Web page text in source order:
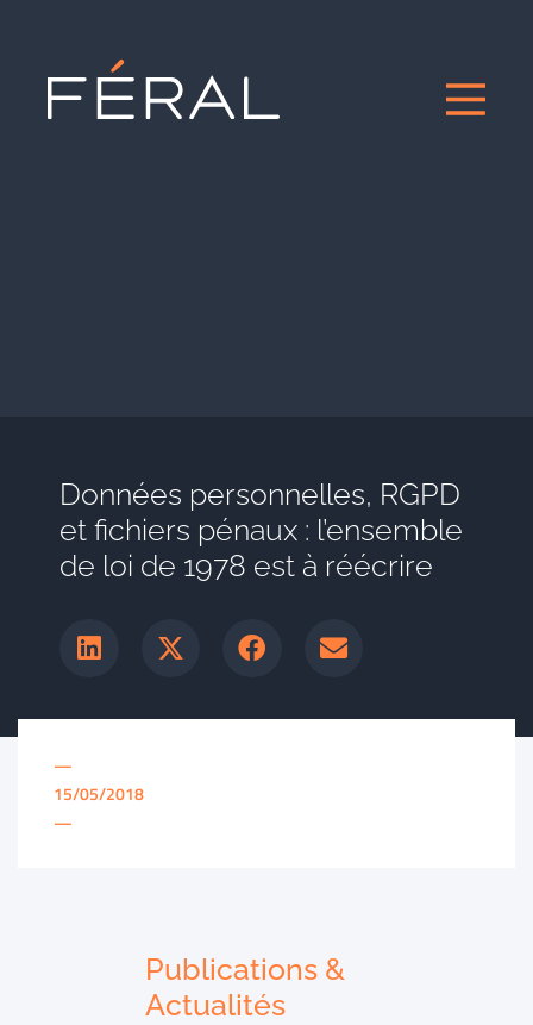
Données personnelles, RGPD
et fichiers pénaux : l’ensemble
de loi de 1978 est à réécrire
—
15/05/2018
—
Publications &
Actualités